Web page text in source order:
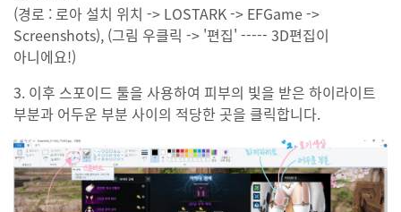
(경로 : 로아 설치 위치 -> LOSTARK -> EFGame ->
Screenshots), (그림 우클릭 -> '편집' ----- 3D편집이
아니에요!)
3. 이후 스포이드 툴을 사용하여 피부의 빛을 받은 하이라이트
부분과 어두운 부분 사이의 적당한 곳을 클릭합니다.